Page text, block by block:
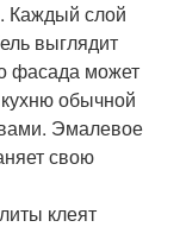
Каждый слой
выглядит
фасада может
обычной
Эмалевое
свою
клеят